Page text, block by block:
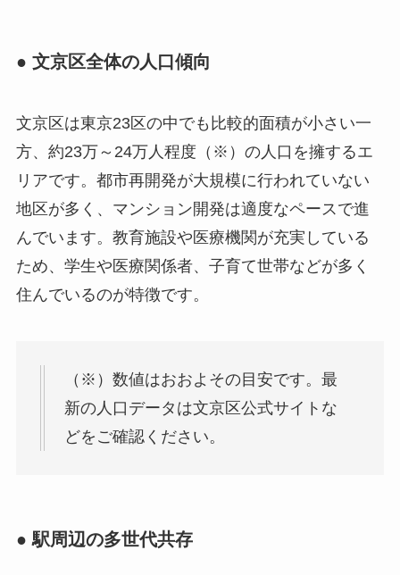
● 文京区全体の人口傾向
文京区は東京23区の中でも比較的面積が小さい一
方、約23万～24万人程度（※）の人口を擁するエ
リアです。都市再開発が大規模に行われていない
地区が多く、マンション開発は適度なペースで進
んでいます。教育施設や医療機関が充実している
ため、学生や医療関係者、子育て世帯などが多く
住んでいるのが特徴です。
（※）数値はおおよその目安です。最
新の人口データは文京区公式サイトな
どをご確認ください。
● 駅周辺の多世代共存